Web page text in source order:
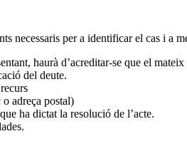
per a identificar el cas i a
haurà d’acreditar-se que el
del deute.
adreça postal)
ha dictat la resolució de l’acte.